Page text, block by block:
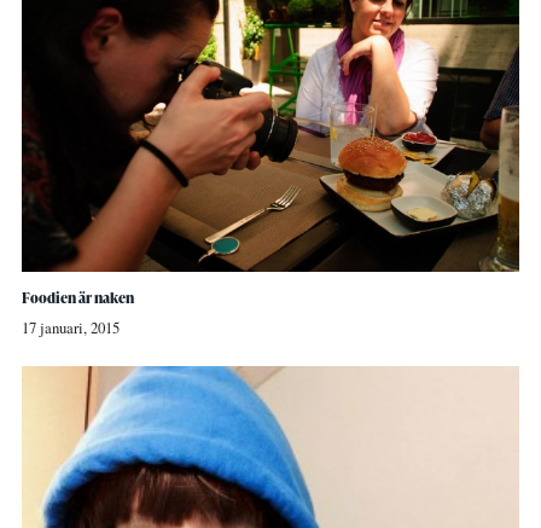
Foodien är naken
17 januari, 2015